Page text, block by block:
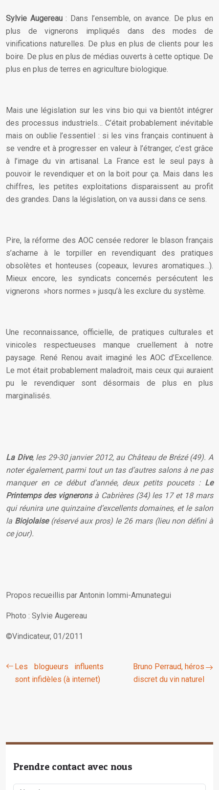
Sylvie Augereau: Dans l’ensemble, on avance. De plus en
plus de vignerons impliqués dans des modes de
vinifications naturelles. De plus en plus de clients pour les
boire. De plus en plus de médias ouverts à cette optique. De
plus en plus de terres en agriculture biologique.
Mais une législation sur les vins bio qui va bientôt intégrer
des processus industriels… C’était probablement inévitable
mais on oublie l’essentiel : si les vins français continuent à
se vendre et à progresser en valeur à l’étranger, c’est grâce
à l’image du vin artisanal. La France est le seul pays à
pouvoir le revendiquer et on la boit pour ça. Mais dans les
chiffres, les petites exploitations disparaissent au profit
des grandes. Dans la législation, on va aussi dans ce sens.
Pire, la réforme des AOC censée redorer le blason français
s’acharne à le torpiller en revendiquant des pratiques
obsolètes et honteuses (copeaux, levures aromatiques…).
Mieux encore, les syndicats concernés persécutent les
vignerons »hors normes » jusqu’à les exclure du système.
Une reconnaissance, officielle, de pratiques culturales et
vinicoles respectueuses manque cruellement à notre
paysage. René Renou avait imaginé les AOC d’Excellence.
Le mot était probablement maladroit, mais ceux qui auraient
pu le revendiquer sont désormais de plus en plus
marginalisés.
La Dive, les 29-30 janvier 2012, au Château de Brézé (49). A
noter également, parmi tout un tas d’autres salons à ne pas
manquer en ce début d’année, deux petits poucets : Le
Printemps des vigneronsà Cabrières (34) les 17 et 18 mars
qui réunira une quinzaine d’excellents domaines, et le salon
la Biojolaise(réservé aux pros) le 26 mars (lieu non défini à
ce jour).
Propos recueillis par Antonin Iommi-Amunategui
Photo : Sylvie Augereau
©Vindicateur, 01/2011
Les blogueurs influents
sont infidèles (à internet)
Bruno Perraud, héros
discret du vin naturel
Prendre contact avec nous